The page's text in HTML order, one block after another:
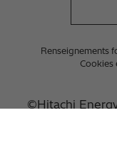
Renseignements
Cookies
©Hitachi